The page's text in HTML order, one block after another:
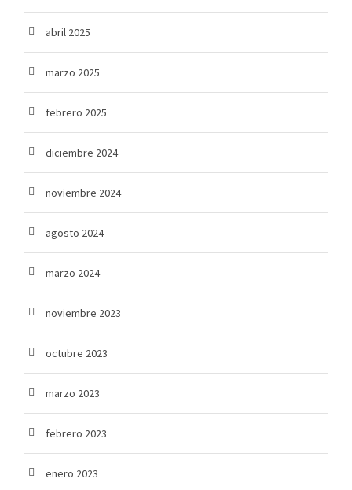
abril 2025
marzo 2025
febrero 2025
diciembre 2024
noviembre 2024
agosto 2024
marzo 2024
noviembre 2023
octubre 2023
marzo 2023
febrero 2023
enero 2023